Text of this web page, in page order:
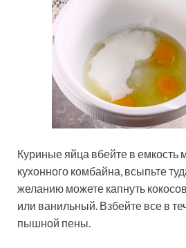
Куриные яйца вбейте в емкость
кухонного комбайна, всыпьте
желанию можете капнуть
или ванильный. Взбейте все в
пышной пены.